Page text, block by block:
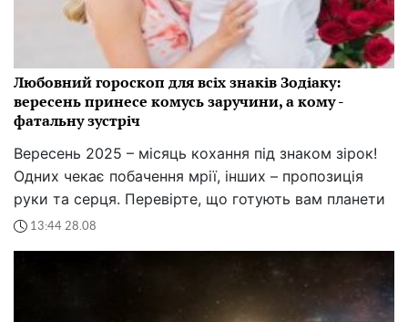
Любовний гороскоп для всіх знаків Зодіаку:
вересень принесе комусь заручини, а кому -
фатальну зустріч
Вересень 2025 – місяць кохання під знаком зірок!
Одних чекає побачення мрії, інших – пропозиція
руки та серця. Перевірте, що готують вам планети
13:44 28.08